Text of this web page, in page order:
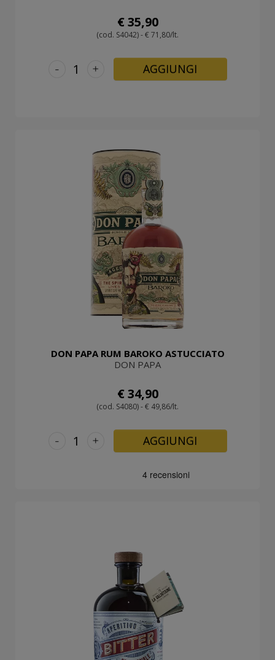
€ 35,90
(cod. S4042) - € 71,80/lt.
+
- AGGIUNGI
DON PAPA RUM BAROKO ASTUCCIATO
DON PAPA
€ 34,90
(cod. S4080) - € 49,86/lt.
+
- AGGIUNGI